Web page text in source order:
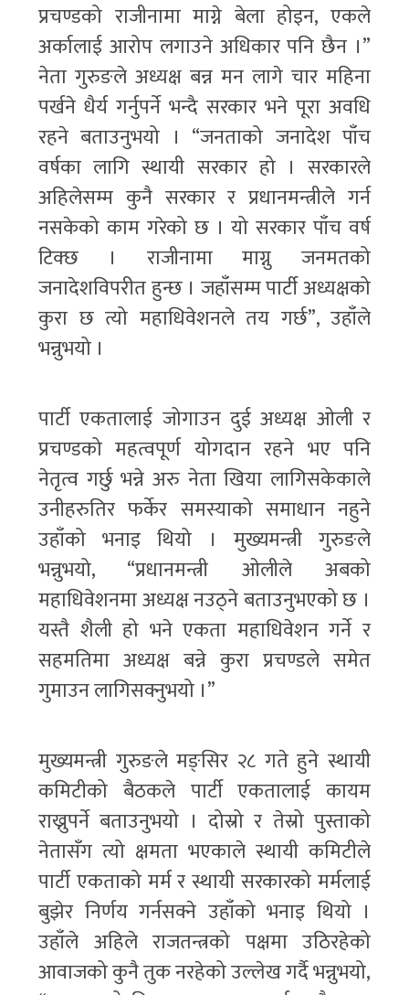
प्रचण्डको राजीनामा माग्ने बेला होइन, एकले
अर्कालाई आरोप लगाउने अधिकार पनि छैन ।”
नेता गुरुङले अध्यक्ष बन्न मन लागे चार महिना
पर्खने धैर्य गर्नुपर्ने भन्दै सरकार भने पूरा अवधि
रहने बताउनुभयो । “जनताको जनादेश पाँच
वर्षका लागि स्थायी सरकार हो । सरकारले
अहिलेसम्म कुनै सरकार र प्रधानमन्त्रीले गर्न
नसकेको काम गरेको छ । यो सरकार पाँच वर्ष
टिक्छ । राजीनामा माग्नु जनमतको
जनादेशविपरीत हुन्छ । जहाँसम्म पार्टी अध्यक्षको
कुरा छ त्यो महाधिवेशनले तय गर्छ”, उहाँले
भन्नुभयो ।
पार्टी एकतालाई जोगाउन दुई अध्यक्ष ओली र
प्रचण्डको महत्वपूर्ण योगदान रहने भए पनि
नेतृत्व गर्छु भन्ने अरु नेता खिया लागिसकेकाले
उनीहरुतिर फर्केर समस्याको समाधान नहुने
उहाँको भनाइ थियो । मुख्यमन्त्री गुरुङले
भन्नुभयो, “प्रधानमन्त्री ओलीले अबको
महाधिवेशनमा अध्यक्ष नउठ्ने बताउनुभएको छ ।
यस्तै शैली हो भने एकता महाधिवेशन गर्ने र
सहमतिमा अध्यक्ष बन्ने कुरा प्रचण्डले समेत
गुमाउन लागिसक्नुभयो ।”
मुख्यमन्त्री गुरुङले मङ्सिर २८ गते हुने स्थायी
कमिटीको बैठकले पार्टी एकतालाई कायम
राख्नुपर्ने बताउनुभयो । दोस्रो र तेस्रो पुस्ताको
नेतासँग त्यो क्षमता भएकाले स्थायी कमिटीले
पार्टी एकताको मर्म र स्थायी सरकारको मर्मलाई
बुझेर निर्णय गर्नसक्ने उहाँको भनाइ थियो ।
उहाँले अहिले राजतन्त्रको पक्षमा उठिरहेको
आवाजको कुनै तुक नरहेको उल्लेख गर्दै भन्नुभयो,